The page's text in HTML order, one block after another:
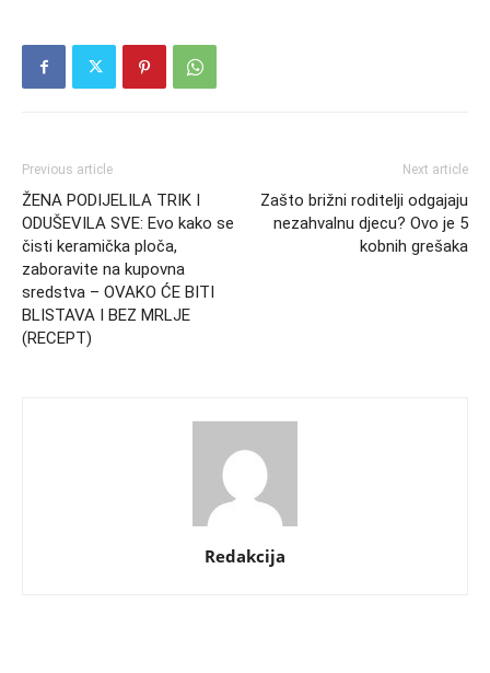
Previous article
ŽENA PODIJELILA TRIK I
ODUŠEVILA SVE: Evo kako se
čisti keramička ploča,
zaboravite na kupovna
sredstva – OVAKO ĆE BITI
BLISTAVA I BEZ MRLJE
(RECEPT)
Next article
Zašto brižni roditelji odgajaju
nezahvalnu djecu? Ovo je 5
kobnih grešaka
Redakcija